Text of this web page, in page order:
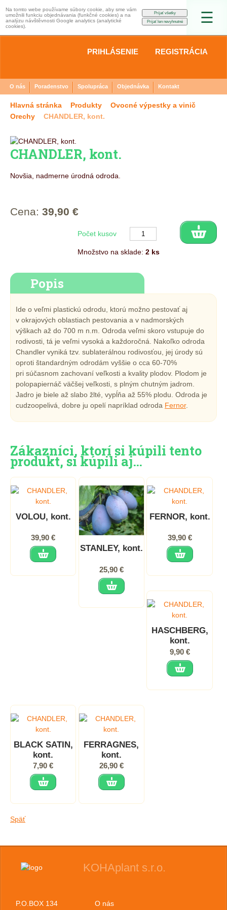
Na tomto webe používame súbory cookie, aby sme vám
umožnili funkciu objednávania (funkčné cookies) a na
analýzu návštěvnosti Google analytics (analytické
cookies).
☰
O nás Poradenstvo Spolupráca Objednávka Kontakt
PRIHLÁSENIE REGISTRÁCIA
Hlavná stránka Produkty
Ovocné výpestky a vinič
Orechy
CHANDLER, kont.
CHANDLER, kont.
Novšia, nadmerne úrodná odroda.
Cena: 39,90 €
Počet kusov
Množstvo na sklade: 2 ks
Popis
Ide o veľmi plastickú odrodu, ktorú možno pestovať aj
v okrajových oblastiach pestovania a v nadmorských
výškach až do 700 m n.m. Odroda veľmi skoro vstupuje do
rodivosti, tá je veľmi vysoká a každoročná. Nakoľko odroda
Chandler vyniká tzv. sublaterálnou rodivosťou, jej úrody sú
oproti štandardným odrodám vyššie o cca 60-70%
pri súčasnom zachovaní veľkosti a kvality plodov. Plodom je
polopapiernáč väčšej veľkosti, s plným chutným jadrom.
Jadro je biele až slabo žlté, vypĺňa až 55% plodu. Odroda je
cudzoopelivá, dobre ju opelí napríklad odroda Fernor.
Zákazníci, ktorí si kúpili tento
produkt, si kúpili aj…
VOLOU, kont.
39,90 €
STANLEY, kont.
25,90 €
FERNOR, kont.
39,90 €
HASCHBERG,
kont.
9,90 €
BLACK SATIN,
kont.
7,90 €
FERRAGNES,
kont.
26,90 €
Späť
KOHAplant s.r.o.
P.O.BOX 134
O nás